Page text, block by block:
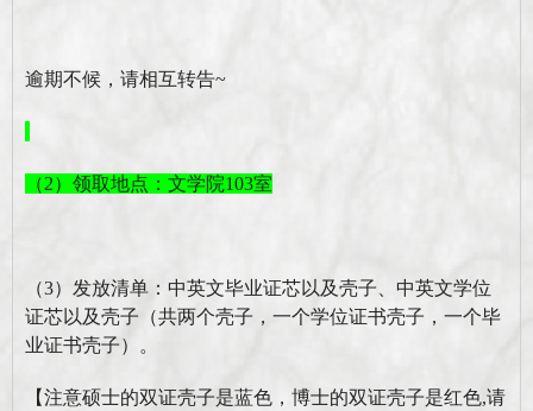
逾期不候，请相互转告~
（2） 领取地点： 文学院103室
（3）发放清单：中英文毕业证芯以及壳子、中英文学位
证芯以及壳子（共两个壳子，一个学位证书壳子，一个毕
业证书壳子）。
【注意硕士的双证壳子是蓝色，博士的双证壳子是红色,请